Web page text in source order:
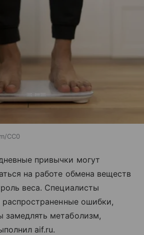
CC0
привычки могут
на работе обмена веществ
веса. Специалисты
распространенные ошибки,
замедлять метаболизм,
aif.ru.